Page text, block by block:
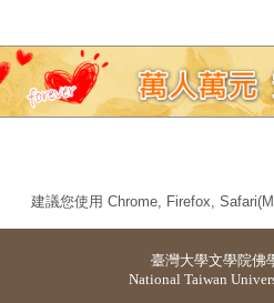
建議您使用 Chrome, Firefox,
臺灣大學文學院佛
National Taiwan